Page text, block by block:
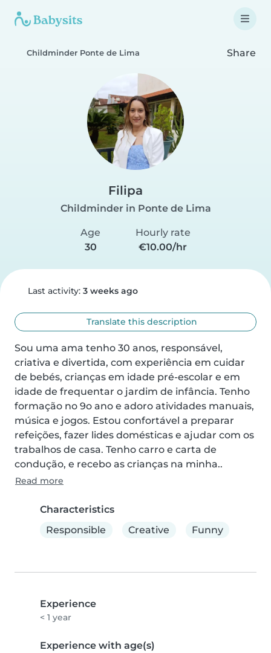
Childminder Ponte de Lima Share
Filipa
Childminder in Ponte de Lima
Age
30
Hourly rate
€10.00/hr
Last activity: 3 weeks ago
Translate this description
Sou uma ama tenho 30 anos, responsável,
criativa e divertida, com experiência em cuidar
de bebés, crianças em idade pré-escolar e em
idade de frequentar o jardim de infância. Tenho
formação no 9o ano e adoro atividades manuais,
música e jogos. Estou confortável a preparar
refeições, fazer lides domésticas e ajudar com os
trabalhos de casa. Tenho carro e carta de
condução, e recebo as crianças na minha..
Read more
Characteristics
Responsible
Creative Funny
Experience
< 1 year
Experience with age(s)